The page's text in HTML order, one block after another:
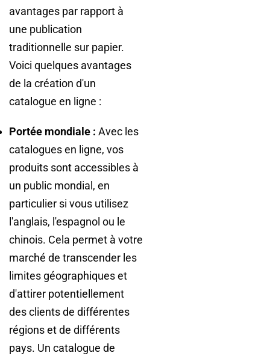
avantages par rapport à
une publication
traditionnelle sur papier.
Voici quelques avantages
de la création d'un
catalogue en ligne :
Portée mondiale : Avec les
catalogues en ligne, vos
produits sont accessibles à
un public mondial, en
particulier si vous utilisez
l'anglais, l'espagnol ou le
chinois. Cela permet à votre
marché de transcender les
limites géographiques et
d'attirer potentiellement
des clients de différentes
régions et de différents
pays. Un catalogue de